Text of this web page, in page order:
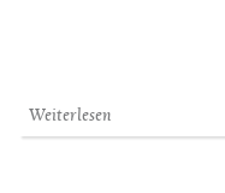
Weiterlesen